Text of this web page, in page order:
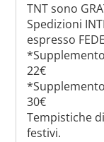
TNT sono
Spedizioni
espresso
22€
30€
Tempistiche
festivi.